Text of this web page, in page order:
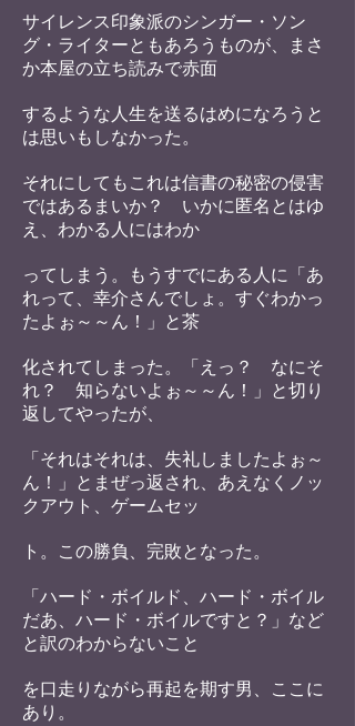
サイレンス印象派のシンガー・ソン
グ・ライターともあろうものが、まさ
か本屋の立ち読みで赤面
するような人生を送るはめになろうと
は思いもしなかった。
それにしてもこれは信書の秘密の侵害
ではあるまいか？ いかに匿名とはゆ
え、わかる人にはわか
ってしまう。もうすでにある人に「あ
れって、幸介さんでしょ。すぐわかっ
たよぉ～～ん！」と茶
化されてしまった。「えっ？ なにそ
れ？ 知らないよぉ～～ん！」と切り
返してやったが、
「それはそれは、失礼しましたよぉ～
ん！」とまぜっ返され、あえなくノッ
クアウト、ゲームセッ
ト。この勝負、 完敗となった。
「ハード・ボイルド、ハード・ボイル
だあ、ハード・ボイルですと？」など
と訳のわからないこと
を口走りながら再起を期す男、ここに
あり。